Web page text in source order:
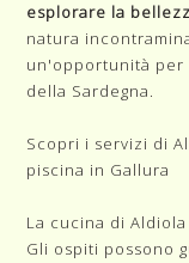
esplorare la
natura
un'opportunità per
della Sardegna.
Scopri i servizi di
piscina in Gallura
La cucina di
Gli ospiti possono